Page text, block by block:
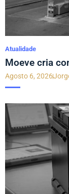
Atualidade
Moeve cria
Agosto 6, 2026